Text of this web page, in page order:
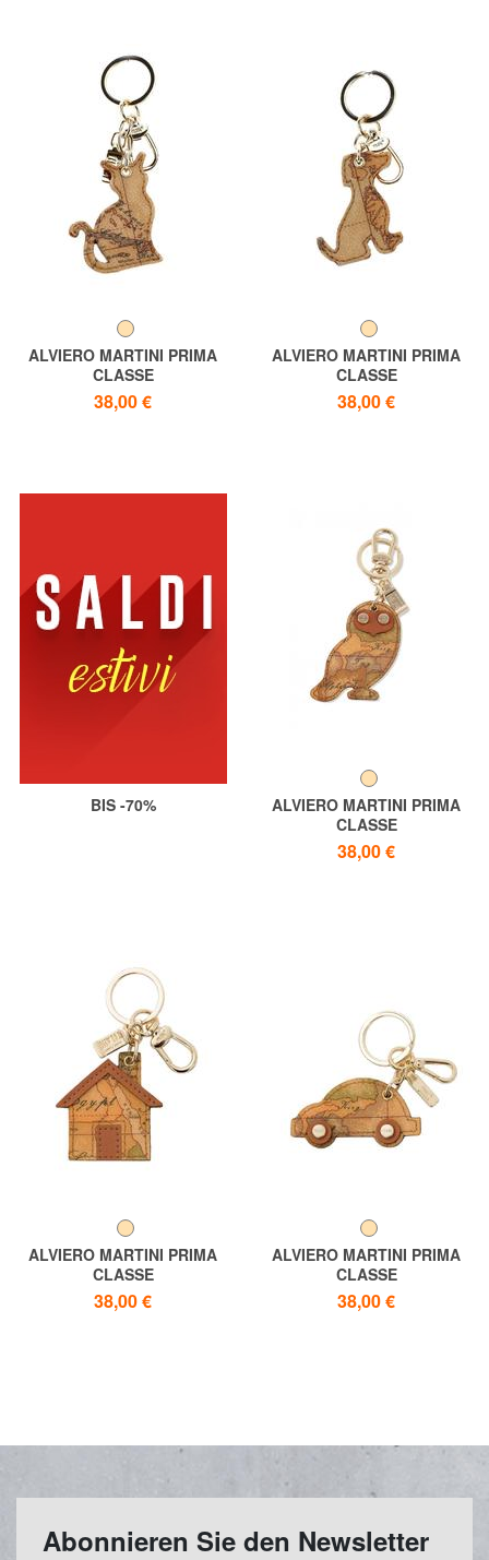
ALVIERO MARTINI PRIMA
CLASSE
Katzen-Schlüsselanhänger mit
GEO-Print
38,00 €
ALVIERO MARTINI PRIMA
CLASSE
Hund Schlüsselanhänger mit
Geo-Print
38,00 €
BIS -70%
ALVIERO MARTINI PRIMA
CLASSE
GEO CLASSIC Eule
Schlüsselanhänger
38,00 €
ALVIERO MARTINI PRIMA
CLASSE
Geo-Print-Haus-
Schlüsselanhänger
38,00 €
ALVIERO MARTINI PRIMA
CLASSE
Auto-Schlüsselanhänger mit
Geo-Print
38,00 €
Abonnieren Sie den Newsletter